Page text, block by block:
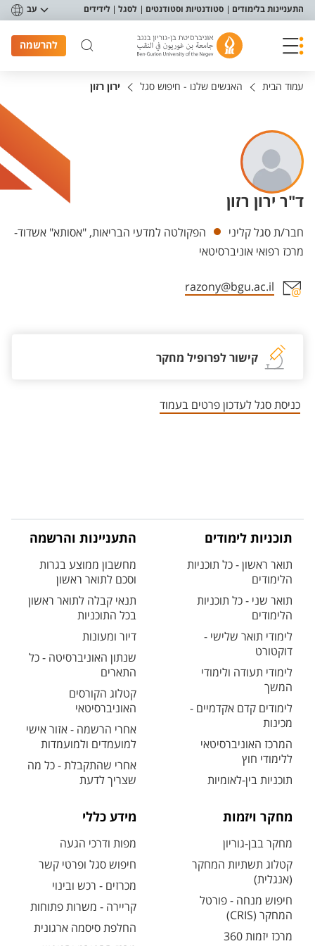
תפריט נגישות
התעניינות בלימודים סטודנטיות וסטודנטים לסגל לידידים עב
להרשמה
עמוד הבית האנשים שלנו - חיפוש סגל ירון רזון
ד"ר ירון רזון
יחידות
חבר/ת סגל קליני
הפקולטה למדעי הבריאות, "אסותא" אשדוד-
מרכז רפואי אוניברסיטאי
razony@bgu.ac.il
קישור לפרופיל מחקר
כניסת סגל לעדכון פרטים בעמוד
תוכניות לימודים
תואר ראשון - כל תוכניות
הלימודים
תואר שני - כל תוכניות
הלימודים
לימודי תואר שלישי -
דוקטורט
לימודי תעודה ולימודי
המשך
לימודים קדם אקדמיים -
מכינות
המרכז האוניברסיטאי
ללימודי חוץ
תוכניות בין-לאומיות
התעניינות והרשמה
מחשבון ממוצע בגרות
וסכם לתואר ראשון
תנאי קבלה לתואר ראשון
בכל התוכניות
דיור ומעונות
שנתון האוניברסיטה - כל
התארים
קטלוג הקורסים
האוניברסיטאי
אחרי הרשמה - אזור אישי
למועמדים ולמועמדות
אחרי שהתקבלת - כל מה
שצריך לדעת
מחקר ויזמות
מחקר בבן-גוריון
קטלוג תשתיות המחקר
(אנגלית)
חיפוש מנחה - פורטל
המחקר (CRIS)
מרכז יזמות 360
מידע כללי
מפות ודרכי הגעה
חיפוש סגל ופרטי קשר
מכרזים - רכש ובינוי
קריירה - משרות פתוחות
החלפת סיסמה ארגונית